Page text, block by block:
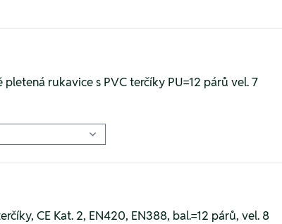
rukavice s PVC terčíky PU=12 párů vel. 7
CE Kat. 2, EN420, EN388, bal.=12 párů, vel. 8